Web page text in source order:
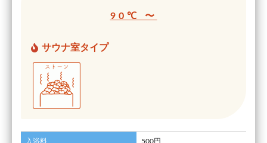
90℃ 〜
サウナ室タイプ
入浴料 500円